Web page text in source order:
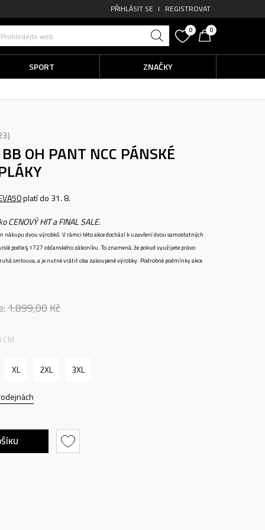
PŘIHLÁSIT SE REGISTROVAT
Prohledejte web
0 0
SPORT ZNAČKY
OH PANT NCC PÁNSKÉ
platí do 31. 8.
HIT a FINAL SALE.
nákupu dvou výrobků. V rámci této akce dochází k uzavření dvou samostatných
podle § 1727 občanského zákoníku. To znamená, že pokud využijete právo
smlouva, a je nutné vrátit oba zakoupené výrobky. Podrobné podmínky akce
1.899,00Kč
XL 2XL 3XL